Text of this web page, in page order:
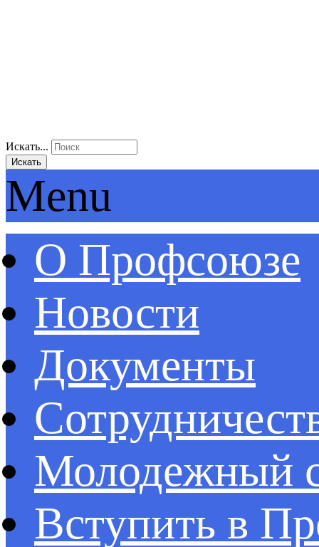
Искать...
Искать
Menu
О Профсоюзе
Новости
Документы
Молодежный
Вступить в